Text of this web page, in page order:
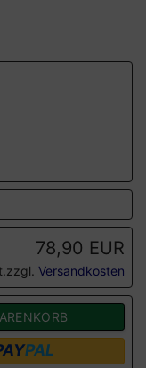
78,90 EUR
Versandkosten
PAL